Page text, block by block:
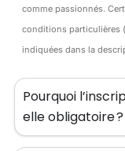
comme passionnés.
conditions particulières
indiquées dans la
Pourquoi
elle obligatoire ?